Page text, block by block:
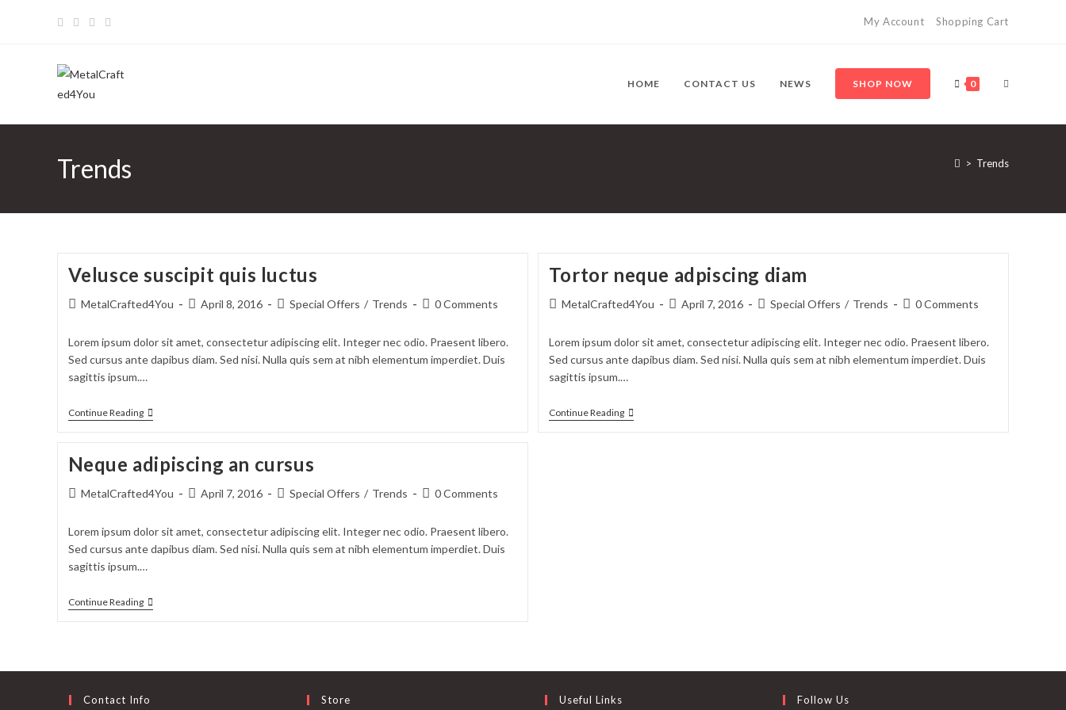
My Account Shopping Cart
HOME CONTACT US NEWS SHOP NOW 0
Trends > Trends
Velusce suscipit quis luctus
MetalCrafted4You April 8, 2016 Special Offers / Trends 0 Comments
Lorem ipsum dolor sit amet, consectetur adipiscing elit. Integer nec odio. Praesent libero.
Sed cursus ante dapibus diam. Sed nisi. Nulla quis sem at nibh elementum imperdiet. Duis
sagittis ipsum.…
Continue Reading
Tortor neque adpiscing diam
MetalCrafted4You April 7, 2016 Special Offers / Trends 0 Comments
Lorem ipsum dolor sit amet, consectetur adipiscing elit. Integer nec odio. Praesent libero.
Sed cursus ante dapibus diam. Sed nisi. Nulla quis sem at nibh elementum imperdiet. Duis
sagittis ipsum.…
Continue Reading
Neque adipiscing an cursus
MetalCrafted4You April 7, 2016 Special Offers / Trends 0 Comments
Lorem ipsum dolor sit amet, consectetur adipiscing elit. Integer nec odio. Praesent libero.
Sed cursus ante dapibus diam. Sed nisi. Nulla quis sem at nibh elementum imperdiet. Duis
sagittis ipsum.…
Continue Reading
Contact Info Store Useful Links Follow Us